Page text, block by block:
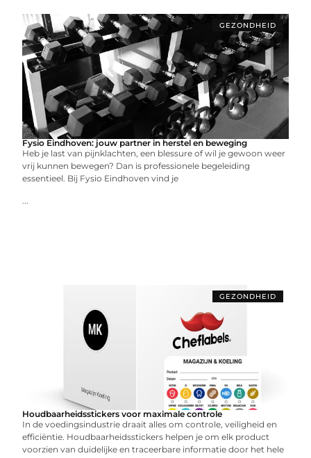
GEZONDHEID
Fysio Eindhoven: jouw partner in herstel en beweging
Heb je last van pijnklachten, een blessure of wil je gewoon weer
vrij kunnen bewegen? Dan is professionele begeleiding
essentieel. Bij Fysio Eindhoven vind je
...
GEZONDHEID
Houdbaarheidsstickers voor maximale controle
In de voedingsindustrie draait alles om controle, veiligheid en
efficiëntie. Houdbaarheidsstickers helpen je om elk product
voorzien van duidelijke en traceerbare informatie door het hele